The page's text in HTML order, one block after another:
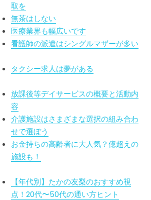
取を
無茶はしない
医療業界も幅広いです
看護師の派遣はシングルマザーが多い
タクシー求人は夢がある
放課後等デイサービスの概要と活動内
容
介護施設はさまざまな選択の組み合わ
せで選ぼう
お金持ちの高齢者に大人気？億超えの
施設も！
【年代別】たかの友梨のおすすめ視
点！20代〜50代の通い方ヒント